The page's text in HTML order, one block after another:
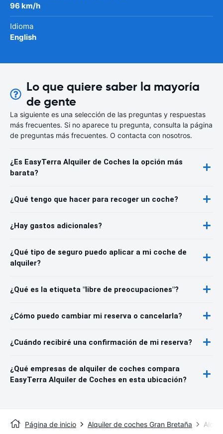
96 km/h
Idioma
English
Lo que quiere saber la mayoría
de gente
La siguiente es una selección de las preguntas y respuestas
más frecuentes. Si no aparece tu pregunta, consulta la página
de preguntas más frecuentes. O contacta con nosotros.
¿Es EasyTerra Alquiler de Coches la opción más
barata?
¿Qué tengo que hacer para recoger un coche?
¿Hay gastos adicionales?
¿Qué tipo de seguro puedo aplicar a mi coche de
alquiler?
¿Qué es la etiqueta "libre de preocupaciones"?
¿Cómo puedo cambiar mi reserva o cancelarla?
¿Cuándo recibiré una confirmación de mi reserva?
¿Qué empresas de alquiler de coches compara
EasyTerra Alquiler de Coches en esta ubicación?
Página de inicio Alquiler de coches Gran Bretaña